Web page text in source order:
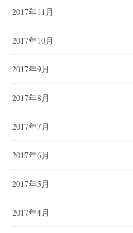
2017年11月
2017年10月
2017年9月
2017年8月
2017年7月
2017年6月
2017年5月
2017年4月